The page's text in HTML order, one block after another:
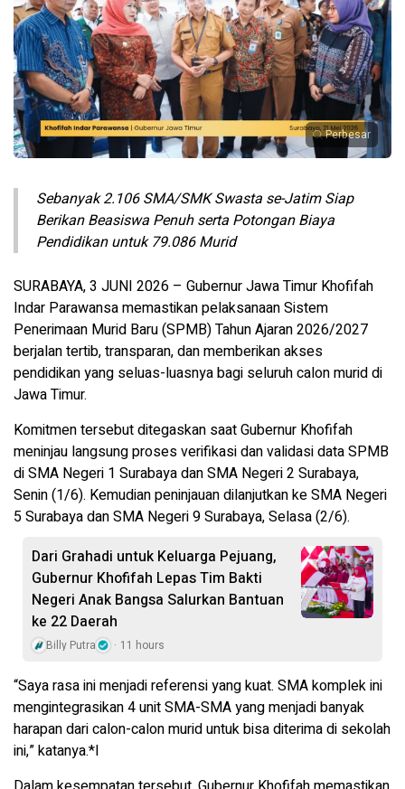
Perbesar
Sebanyak 2.106 SMA/SMK Swasta se-Jatim Siap
Berikan Beasiswa Penuh serta Potongan Biaya
Pendidikan untuk 79.086 Murid
SURABAYA, 3 JUNI 2026 – Gubernur Jawa Timur Khofifah
Indar Parawansa memastikan pelaksanaan Sistem
Penerimaan Murid Baru (SPMB) Tahun Ajaran 2026/2027
berjalan tertib, transparan, dan memberikan akses
pendidikan yang seluas-luasnya bagi seluruh calon murid di
Jawa Timur.
Komitmen tersebut ditegaskan saat Gubernur Khofifah
meninjau langsung proses verifikasi dan validasi data SPMB
di SMA Negeri 1 Surabaya dan SMA Negeri 2 Surabaya,
Senin (1/6). Kemudian peninjauan dilanjutkan ke SMA Negeri
5 Surabaya dan SMA Negeri 9 Surabaya, Selasa (2/6).
Dari Grahadi untuk Keluarga Pejuang,
Gubernur Khofifah Lepas Tim Bakti
Negeri Anak Bangsa Salurkan Bantuan
ke 22 Daerah
Billy Putra 11 hours
“Saya rasa ini menjadi referensi yang kuat. SMA komplek ini
mengintegrasikan 4 unit SMA-SMA yang menjadi banyak
harapan dari calon-calon murid untuk bisa diterima di sekolah
ini,” katanya.*l